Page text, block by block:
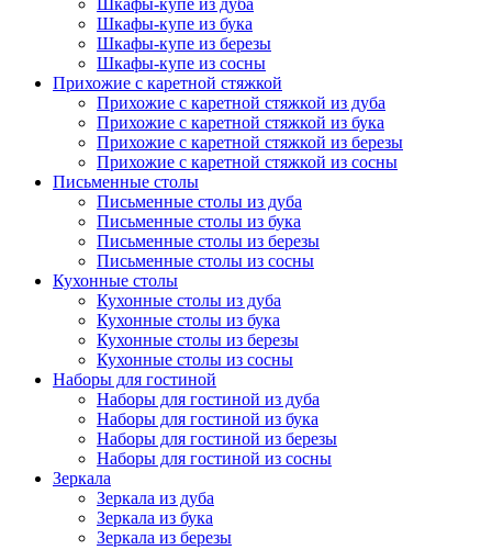
Шкафы-купе из дуба
Шкафы-купе из бука
Шкафы-купе из березы
Шкафы-купе из сосны
Прихожие с каретной стяжкой
Прихожие с каретной стяжкой из дуба
Прихожие с каретной стяжкой из бука
Прихожие с каретной стяжкой из березы
Прихожие с каретной стяжкой из сосны
Письменные столы
Письменные столы из дуба
Письменные столы из бука
Письменные столы из березы
Письменные столы из сосны
Кухонные столы
Кухонные столы из дуба
Кухонные столы из бука
Кухонные столы из березы
Кухонные столы из сосны
Наборы для гостиной
Наборы для гостиной из дуба
Наборы для гостиной из бука
Наборы для гостиной из березы
Наборы для гостиной из сосны
Зеркала
Зеркала из дуба
Зеркала из бука
Зеркала из березы